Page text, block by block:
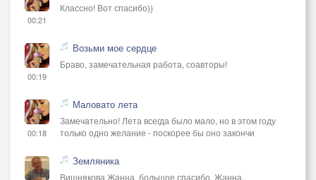
00:21
Классно! Вот спасибо))
00:19
Возьми мое сердце
Браво, замечательная работа, соавторы!
00:18
Маловато лета
Замечательно! Лета всегда было мало, но в этом году
только одно желание - поскорее бы оно закончи
Земляника
Вишнякова Жанна, большое спасибо, Жанна..